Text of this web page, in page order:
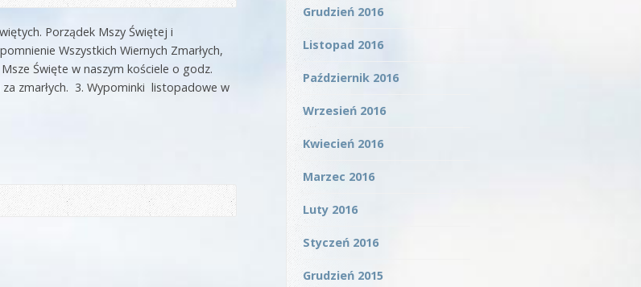
Porządek Mszy Świętej i
Wszystkich Wiernych Zmarłych,
Święte w naszym kościele o godz.
zmarłych. 3. Wypominki listopadowe w
Grudzień 2016
Listopad 2016
Październik 2016
Wrzesień 2016
Kwiecień 2016
Marzec 2016
Luty 2016
Styczeń 2016
Grudzień 2015